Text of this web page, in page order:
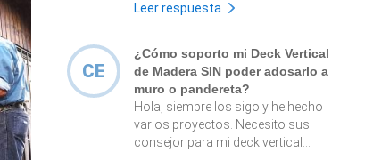
Leer respuesta
CE
¿Cómo soporto mi Deck Vertical
de Madera SIN poder adosarlo a
muro o pandereta?
Hola, siempre los sigo y he hecho
varios proyectos. Necesito sus
consejor para mi deck vertical...